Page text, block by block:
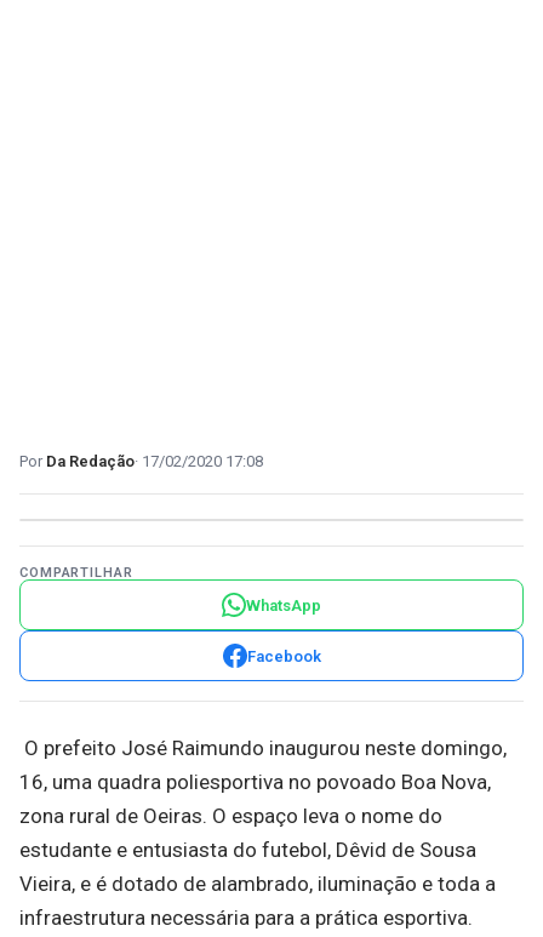
Da Redação 17/02/2020 17:08
COMPARTILHAR
WhatsApp
Facebook
O prefeito José Raimundo inaugurou neste domingo,
16, uma quadra poliesportiva no povoado Boa Nova,
zona rural de Oeiras. O espaço leva o nome do
estudante e entusiasta do futebol, Dêvid de Sousa
Vieira, e é dotado de alambrado, iluminação e toda a
infraestrutura necessária para a prática esportiva.